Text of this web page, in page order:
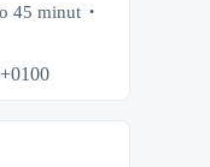
45 minut